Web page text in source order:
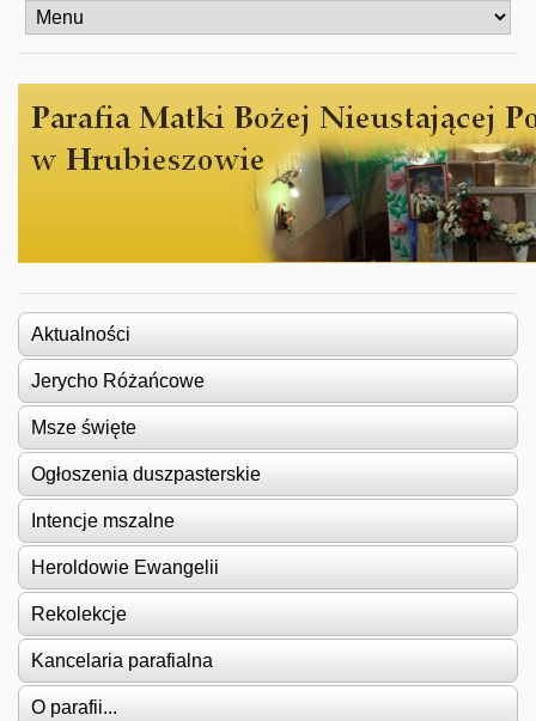
Aktualności
Jerycho Różańcowe
Msze święte
Ogłoszenia duszpasterskie
Intencje mszalne
Heroldowie Ewangelii
Rekolekcje
Kancelaria parafialna
O parafii...